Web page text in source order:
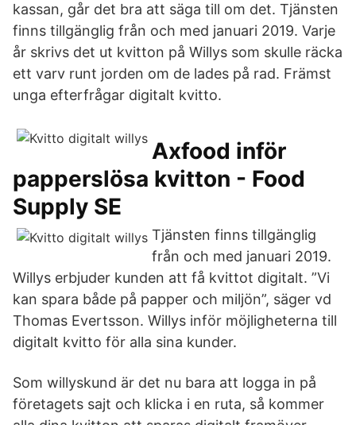
kassan, går det bra att säga till om det. Tjänsten
finns tillgänglig från och med januari 2019. Varje
år skrivs det ut kvitton på Willys som skulle räcka
ett varv runt jorden om de lades på rad. Främst
unga efterfrågar digitalt kvitto.
Axfood inför
papperslösa kvitton - Food
Supply SE
Tjänsten finns tillgänglig
från och med januari 2019.
Willys erbjuder kunden att få kvittot digitalt. ”Vi
kan spara både på papper och miljön”, säger vd
Thomas Evertsson. Willys inför möjligheterna till
digitalt kvitto för alla sina kunder.
Som willyskund är det nu bara att logga in på
företagets sajt och klicka i en ruta, så kommer